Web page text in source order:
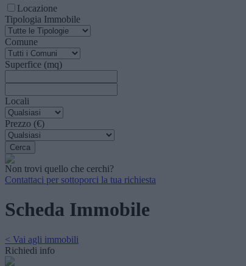
Locazione
Tipologia Immobile
Comune
Superfice (mq)
Locali
Prezzo (€)
Non trovi quello che cerchi?
Contattaci per sottoporci la tua richiesta
Scheda Immobile
< Vai agli immobili
Richiedi info